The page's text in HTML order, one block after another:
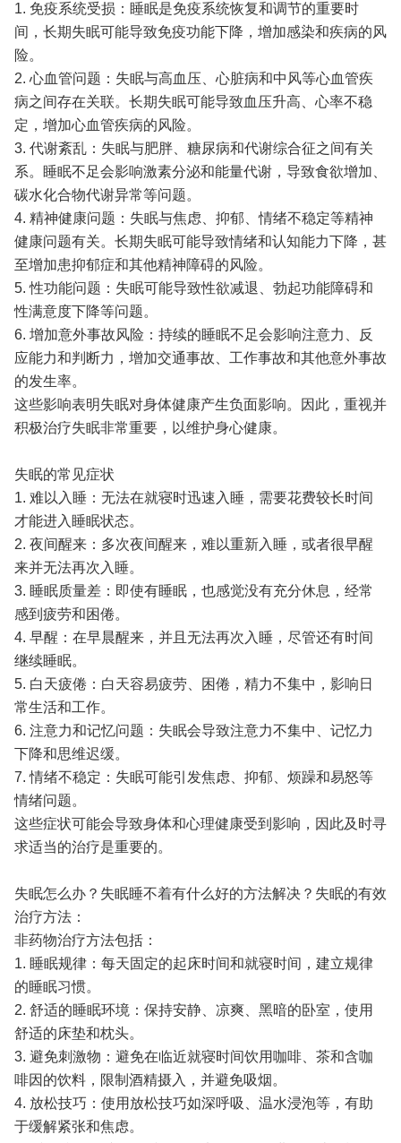
1. 免疫系统受损：睡眠是免疫系统恢复和调节的重要时
间，长期失眠可能导致免疫功能下降，增加感染和疾病的风
险。
2. 心血管问题：失眠与高血压、心脏病和中风等心血管疾
病之间存在关联。长期失眠可能导致血压升高、心率不稳
定，增加心血管疾病的风险。
3. 代谢紊乱：失眠与肥胖、糖尿病和代谢综合征之间有关
系。睡眠不足会影响激素分泌和能量代谢，导致食欲增加、
碳水化合物代谢异常等问题。
4. 精神健康问题：失眠与焦虑、抑郁、情绪不稳定等精神
健康问题有关。长期失眠可能导致情绪和认知能力下降，甚
至增加患抑郁症和其他精神障碍的风险。
5. 性功能问题：失眠可能导致性欲减退、勃起功能障碍和
性满意度下降等问题。
6. 增加意外事故风险：持续的睡眠不足会影响注意力、反
应能力和判断力，增加交通事故、工作事故和其他意外事故
的发生率。
这些影响表明失眠对身体健康产生负面影响。因此，重视并
积极治疗失眠非常重要，以维护身心健康。
失眠的常见症状
1. 难以入睡：无法在就寝时迅速入睡，需要花费较长时间
才能进入睡眠状态。
2. 夜间醒来：多次夜间醒来，难以重新入睡，或者很早醒
来并无法再次入睡。
3. 睡眠质量差：即使有睡眠，也感觉没有充分休息，经常
感到疲劳和困倦。
4. 早醒：在早晨醒来，并且无法再次入睡，尽管还有时间
继续睡眠。
5. 白天疲倦：白天容易疲劳、困倦，精力不集中，影响日
常生活和工作。
6. 注意力和记忆问题：失眠会导致注意力不集中、记忆力
下降和思维迟缓。
7. 情绪不稳定：失眠可能引发焦虑、抑郁、烦躁和易怒等
情绪问题。
这些症状可能会导致身体和心理健康受到影响，因此及时寻
求适当的治疗是重要的。
失眠怎么办？失眠睡不着有什么好的方法解决？失眠的有效
治疗方法：
非药物治疗方法包括：
1. 睡眠规律：每天固定的起床时间和就寝时间，建立规律
的睡眠习惯。
2. 舒适的睡眠环境：保持安静、凉爽、黑暗的卧室，使用
舒适的床垫和枕头。
3. 避免刺激物：避免在临近就寝时间饮用咖啡、茶和含咖
啡因的饮料，限制酒精摄入，并避免吸烟。
4. 放松技巧：使用放松技巧如深呼吸、温水浸泡等，有助
于缓解紧张和焦虑。